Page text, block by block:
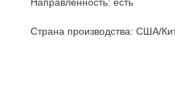
Направленность: есть
Страна производства: США/